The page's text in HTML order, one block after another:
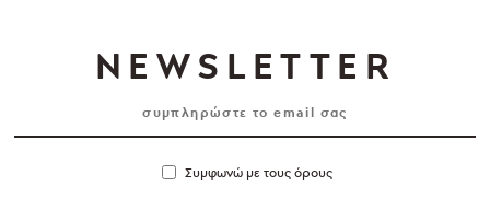
NEWSLETTER
Συμφωνώ με τους όρους